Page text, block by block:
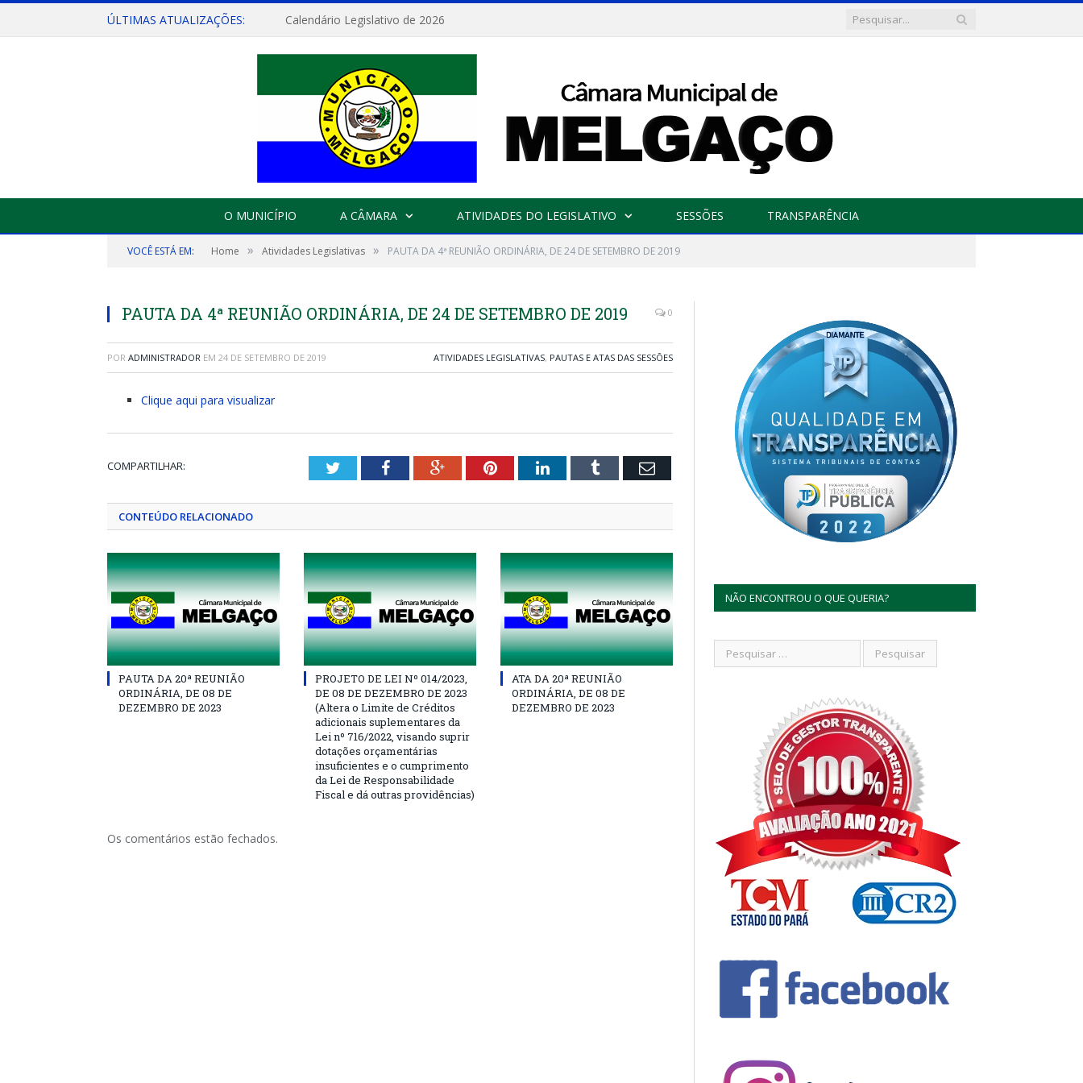
ÚLTIMAS ATUALIZAÇÕES: Calendário Legislativo de 2026
O MUNICÍPIO A CÂMARA ATIVIDADES DO LEGISLATIVO SESSÕES TRANSPARÊNCIA
VOCÊ ESTÁ EM: Home » Atividades Legislativas » PAUTA DA 4ª REUNIÃO ORDINÁRIA, DE 24 DE SETEMBRO DE 2019
PAUTA DA 4ª REUNIÃO ORDINÁRIA, DE 24 DE SETEMBRO DE 2019 0
POR ADMINISTRADOR EM 24 DE SETEMBRO DE 2019 ATIVIDADES LEGISLATIVAS, PAUTAS E ATAS DAS SESSÕES
Clique aqui para visualizar
COMPARTILHAR: TwitterFacebookGoogle+PinterestLinkedInTumblr Email
CONTEÚDO RELACIONADO
PAUTA DA 20ª REUNIÃO
ORDINÁRIA, DE 08 DE
DEZEMBRO DE 2023
PROJETO DE LEI Nº 014/2023,
DE 08 DE DEZEMBRO DE 2023
(Altera o Limite de Créditos
adicionais suplementares da
Lei nº 716/2022, visando suprir
dotações orçamentárias
insuficientes e o cumprimento
da Lei de Responsabilidade
Fiscal e dá outras providências)
ATA DA 20ª REUNIÃO
ORDINÁRIA, DE 08 DE
DEZEMBRO DE 2023
Os comentários estão fechados.
NÃO ENCONTROU O QUE QUERIA?